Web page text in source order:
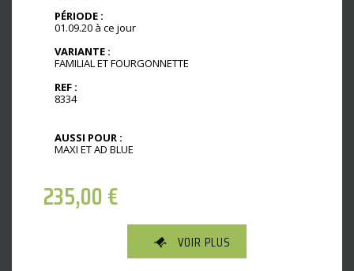
PÉRIODE :
01.09.20 à ce jour
VARIANTE :
FAMILIAL ET FOURGONNETTE
REF :
8334
AUSSI POUR :
MAXI ET AD BLUE
235,00€
VOIR PLUS